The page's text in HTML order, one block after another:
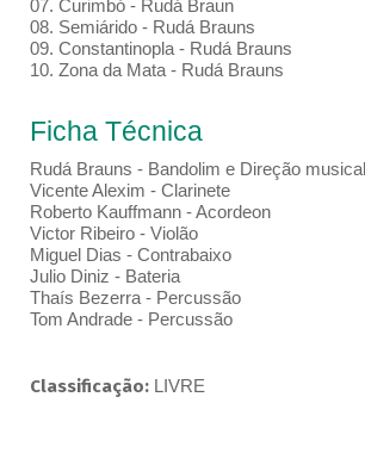
07. Curimbó - Rudá Braun
08. Semiárido - Rudá Brauns
09. Constantinopla - Rudá Brauns
10. Zona da Mata - Rudá Brauns
Ficha Técnica
Rudá Brauns - Bandolim e Direção musical
Vicente Alexim - Clarinete
Roberto Kauffmann - Acordeon
Victor Ribeiro - Violão
Miguel Dias - Contrabaixo
Julio Diniz - Bateria
Thaís Bezerra - Percussão
Tom Andrade - Percussão
Classificação: LIVRE